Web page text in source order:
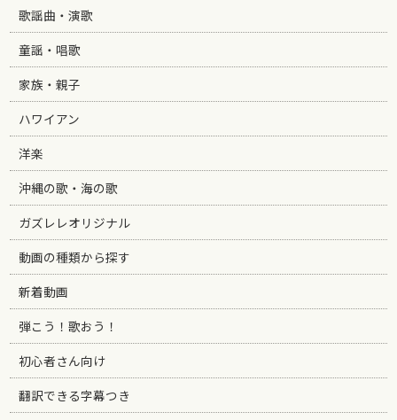
歌謡曲・演歌
童謡・唱歌
家族・親子
ハワイアン
洋楽
沖縄の歌・海の歌
ガズレレオリジナル
動画の種類から探す
新着動画
弾こう！歌おう！
初心者さん向け
翻訳できる字幕つき